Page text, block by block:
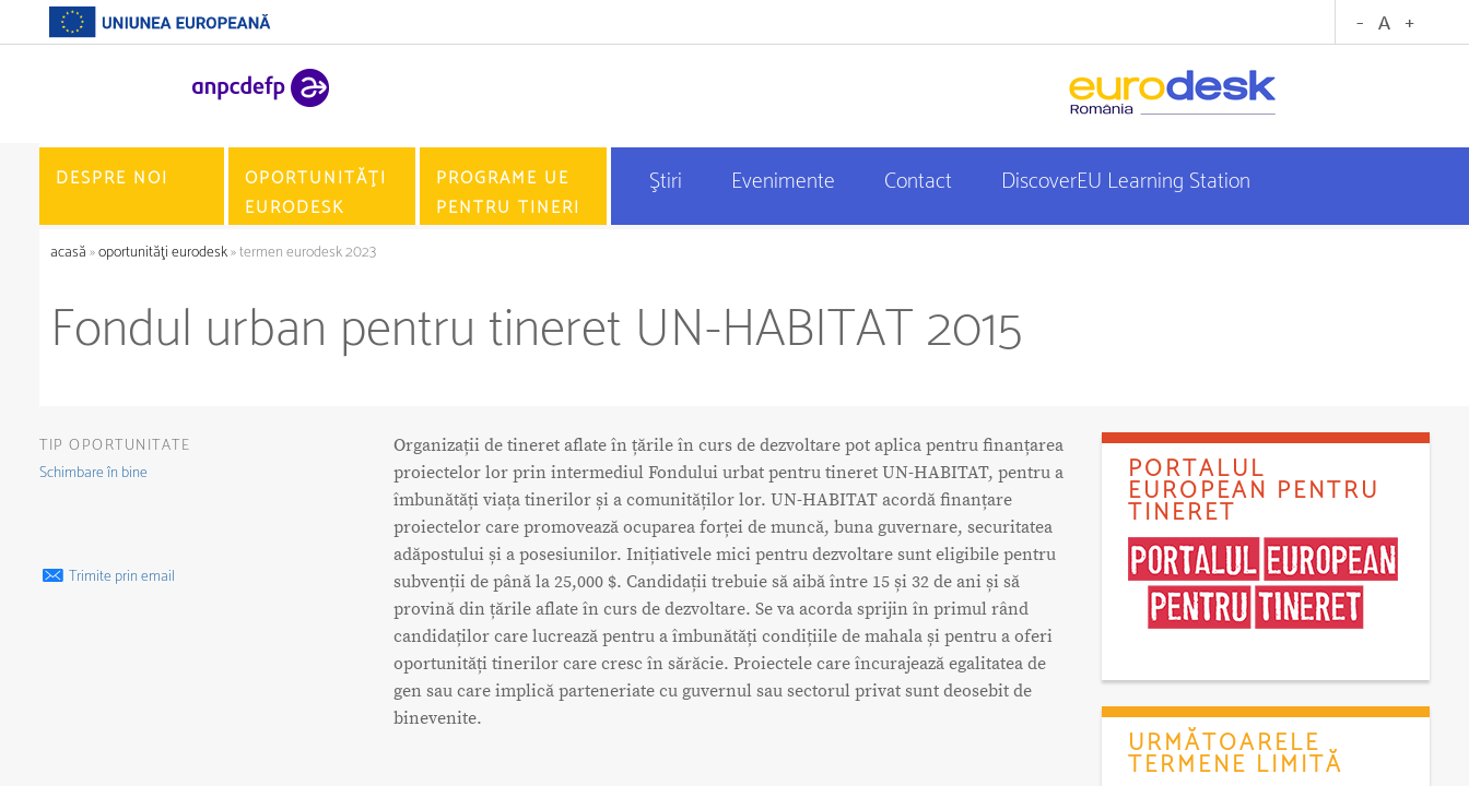
DESPRE NOI
OPORTUNITĂŢI
EURODESK
PROGRAME UE
PENTRU TINERI
Ştiri Evenimente Contact DiscoverEU Learning Station
acasă»oportunităţi eurodesk» termen eurodesk 2023
Fondul urban pentru tineret UN-HABITAT 2015
TIP OPORTUNITATE
Schimbare în bine
Trimite prin email
Organizații de tineret aflate în țările în curs de dezvoltare pot aplica pentru finanțarea
proiectelor lor prin intermediul Fondului urbat pentru tineret UN-HABITAT, pentru a
îmbunătăți viața tinerilor și a comunităților lor. UN-HABITAT acordă finanțare
proiectelor care promovează ocuparea forței de muncă, buna guvernare, securitatea
adăpostului și a posesiunilor. Inițiativele mici pentru dezvoltare sunt eligibile pentru
subvenții de până la 25,000 $. Candidații trebuie să aibă între 15 și 32 de ani și să
provină din țările aflate în curs de dezvoltare. Se va acorda sprijin în primul rând
candidaților care lucrează pentru a îmbunătăți condițiile de mahala și pentru a oferi
oportunități tinerilor care cresc în sărăcie. Proiectele care încurajează egalitatea de
gen sau care implică parteneriate cu guvernul sau sectorul privat sunt deosebit de
binevenite.
PORTALUL
EUROPEAN PENTRU
TINERET
URMĂTOARELE
TERMENE LIMITĂ